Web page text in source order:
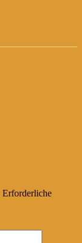
Erforderliche